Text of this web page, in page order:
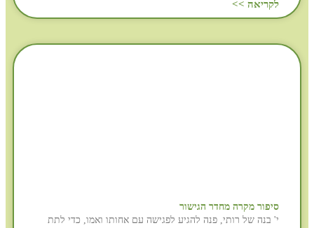
לקריאה >>
סיפור מקרה מחדר הגישור
י' בנה של רותי, פנה להגיע לפגישה עם אחותו ואמו, כדי לתת